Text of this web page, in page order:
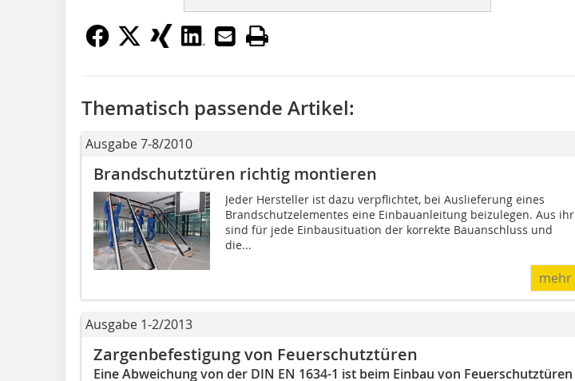
Thematisch passende Artikel:
Ausgabe 7-8/2010
Brandschutztüren richtig montieren
Jeder Hersteller ist dazu verpflichtet, bei Auslieferung eines
Brandschutzelementes eine Einbauanleitung beizulegen. Aus ihr
sind für jede Einbausituation der korrekte Bauanschluss und
die...
mehr
Ausgabe 1-2/2013
Zargenbefestigung von Feuerschutztüren
Eine Abweichung von der DIN EN 1634-1 ist beim Einbau von Feuerschutztüren